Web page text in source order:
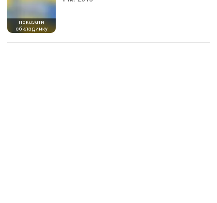
показати
обкладинку